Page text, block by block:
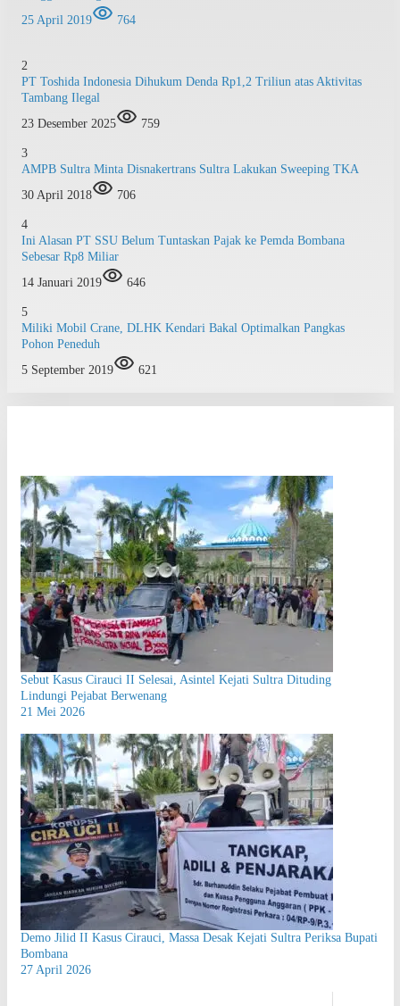
25 April 2019
764
2
PT Toshida Indonesia Dihukum Denda Rp1,2 Triliun atas Aktivitas
Tambang Ilegal
23 Desember 2025
759
3
AMPB Sultra Minta Disnakertrans Sultra Lakukan Sweeping TKA
30 April 2018
706
4
Ini Alasan PT SSU Belum Tuntaskan Pajak ke Pemda Bombana
Sebesar Rp8 Miliar
14 Januari 2019
646
5
Miliki Mobil Crane, DLHK Kendari Bakal Optimalkan Pangkas
Pohon Peneduh
5 September 2019
621
Sebut Kasus Cirauci II Selesai, Asintel Kejati Sultra Dituding
Lindungi Pejabat Berwenang
21 Mei 2026
Demo Jilid II Kasus Cirauci, Massa Desak Kejati Sultra Periksa Bupati
Bombana
27 April 2026